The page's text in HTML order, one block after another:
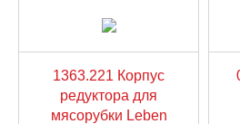
1363.221 Корпус
редуктора для
мясорубки Leben